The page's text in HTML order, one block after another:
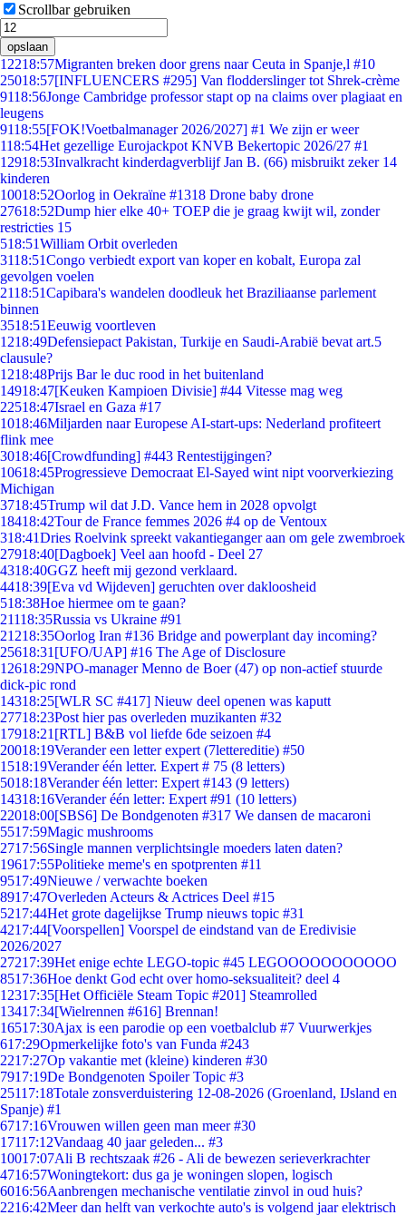
Scrollbar gebruiken
opslaan
12218:57Migranten breken door grens naar Ceuta in Spanje,l #10
25018:57[INFLUENCERS #295] Van flodderslinger tot Shrek-crème
9118:56Jonge Cambridge professor stapt op na claims over plagiaat en
leugens
9118:55[FOK!Voetbalmanager 2026/2027] #1 We zijn er weer
118:54Het gezellige Eurojackpot KNVB Bekertopic 2026/27 #1
12918:53Invalkracht kinderdagverblijf Jan B. (66) misbruikt zeker 14
kinderen
10018:52Oorlog in Oekraïne #1318 Drone baby drone
27618:52Dump hier elke 40+ TOEP die je graag kwijt wil, zonder
restricties 15
518:51William Orbit overleden
3118:51Congo verbiedt export van koper en kobalt, Europa zal
gevolgen voelen
2118:51Capibara's wandelen doodleuk het Braziliaanse parlement
binnen
3518:51Eeuwig voortleven
1218:49Defensiepact Pakistan, Turkije en Saudi-Arabië bevat art.5
clausule?
1218:48Prijs Bar le duc rood in het buitenland
14918:47[Keuken Kampioen Divisie] #44 Vitesse mag weg
22518:47Israel en Gaza #17
1018:46Miljarden naar Europese AI-start-ups: Nederland profiteert
flink mee
3018:46[Crowdfunding] #443 Rentestijgingen?
10618:45Progressieve Democraat El-Sayed wint nipt voorverkiezing
Michigan
3718:45Trump wil dat J.D. Vance hem in 2028 opvolgt
18418:42Tour de France femmes 2026 #4 op de Ventoux
318:41Dries Roelvink spreekt vakantieganger aan om gele zwembroek
27918:40[Dagboek] Veel aan hoofd - Deel 27
4318:40GGZ heeft mij gezond verklaard.
4418:39[Eva vd Wijdeven] geruchten over dakloosheid
518:38Hoe hiermee om te gaan?
21118:35Russia vs Ukraine #91
21218:35Oorlog Iran #136 Bridge and powerplant day incoming?
25618:31 [UFO/UAP] #16 The Age of Disclosure
12618:29NPO-manager Menno de Boer (47) op non-actief stuurde
dick-pic rond
14318:25[WLR SC #417] Nieuw deel openen was kaputt
27718:23Post hier pas overleden muzikanten #32
17918:21 [RTL] B&B vol liefde 6de seizoen #4
20018:19Verander een letter expert (7lettereditie) #50
1518:19Verander één letter. Expert # 75 (8 letters)
5018:18Verander één letter: Expert #143 (9 letters)
14318:16Verander één letter: Expert #91 (10 letters)
22018:00[SBS6] De Bondgenoten #317 We dansen de macaroni
5517:59Magic mushrooms
2717:56Single mannen verplichtsingle moeders laten daten?
19617:55Politieke meme's en spotprenten #11
9517:49Nieuwe / verwachte boeken
8917:47Overleden Acteurs & Actrices Deel #15
5217:44Het grote dagelijkse Trump nieuws topic #31
4217:44[Voorspellen] Voorspel de eindstand van de Eredivisie
2026/2027
27217:39Het enige echte LEGO-topic #45 LEGOOOOOOOOOOO
8517:36Hoe denkt God echt over homo-seksualiteit? deel 4
12317:35[Het Officiële Steam Topic #201] Steamrolled
13417:34[Wielrennen #616] Brennan!
16517:30Ajax is een parodie op een voetbalclub #7 Vuurwerkjes
617:29Opmerkelijke foto's van Funda #243
2217:27Op vakantie met (kleine) kinderen #30
7917:19De Bondgenoten Spoiler Topic #3
25117:18Totale zonsverduistering 12-08-2026 (Groenland, IJsland en
Spanje) #1
6717:16Vrouwen willen geen man meer #30
17117:12Vandaag 40 jaar geleden... #3
10017:07Ali B rechtszaak #26 - Ali de bewezen serieverkrachter
4716:57Woningtekort: dus ga je woningen slopen, logisch
6016:56Aanbrengen mechanische ventilatie zinvol in oud huis?
2216:42Meer dan helft van verkochte auto's is volgend jaar elektrisch